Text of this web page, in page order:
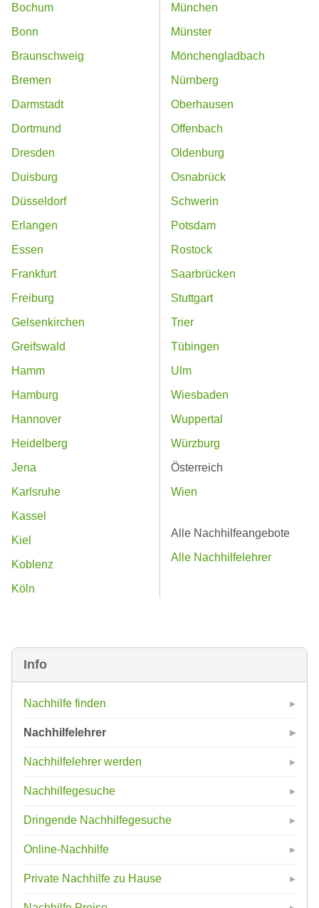
Info
Nachhilfe finden
Nachhilfelehrer
Nachhilfelehrer werden
Nachhilfegesuche
Dringende Nachhilfegesuche
Online-Nachhilfe
Private Nachhilfe zu Hause
Bochum
Bonn
Braunschweig
Bremen
Darmstadt
Dortmund
Dresden
Duisburg
Düsseldorf
Erlangen
Essen
Frankfurt
Freiburg
Gelsenkirchen
Greifswald
Hamm
Hamburg
Hannover
Heidelberg
Jena
Karlsruhe
Kassel
Kiel
Koblenz
Köln
München
Münster
Mönchengladbach
Nürnberg
Oberhausen
Offenbach
Oldenburg
Osnabrück
Schwerin
Potsdam
Rostock
Saarbrücken
Stuttgart
Trier
Tübingen
Ulm
Wiesbaden
Wuppertal
Würzburg
Österreich
Wien
Alle Nachhilfeangebote
Alle Nachhilfelehrer